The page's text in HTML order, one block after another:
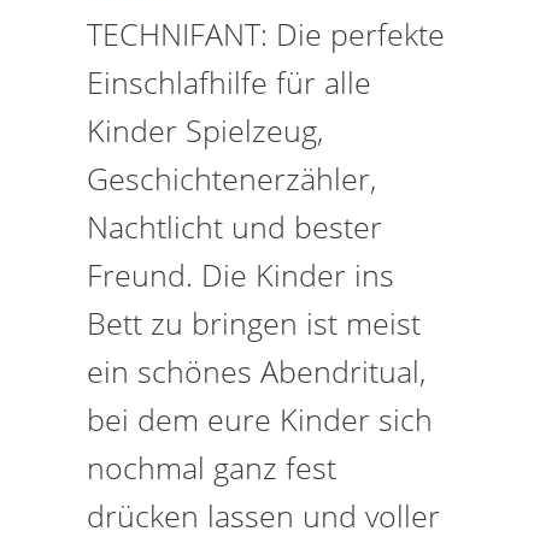
TECHNIFANT: Die perfekte
Einschlafhilfe für alle
Kinder Spielzeug,
Geschichtenerzähler,
Nachtlicht und bester
Freund. Die Kinder ins
Bett zu bringen ist meist
ein schönes Abendritual,
bei dem eure Kinder sich
nochmal ganz fest
drücken lassen und voller